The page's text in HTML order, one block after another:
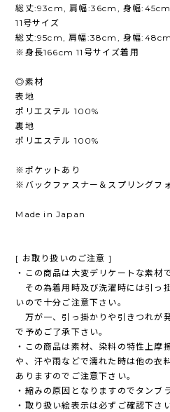
総丈:93cm, 肩幅:36cm, 身幅
11号サイズ
総丈:95cm, 肩幅:38cm, 身幅
※身長166cm 11号サイズ着用
◎素材
表地
ポリエステル 100%
裏地
ポリエステル 100%
※ポケットあり
※バックファスナー＆スプリングフ
Made in Japan
[ お取り扱いのご注意 ]
・この商品は大変デリケートな素材
その為着用時及び洗濯時には引っ
いので十分ご注意下さい。
万が一、引っ掛かりや引きつれが
で予めご了承下さい。
・この商品は素材、染料の特性上摩
や、汗や雨などで濡れた時は他の衣
ありますのでご注意下さい。
・縮みの原因となりますのでタンブ
・取り扱い絵表示は必ずご確認下さい